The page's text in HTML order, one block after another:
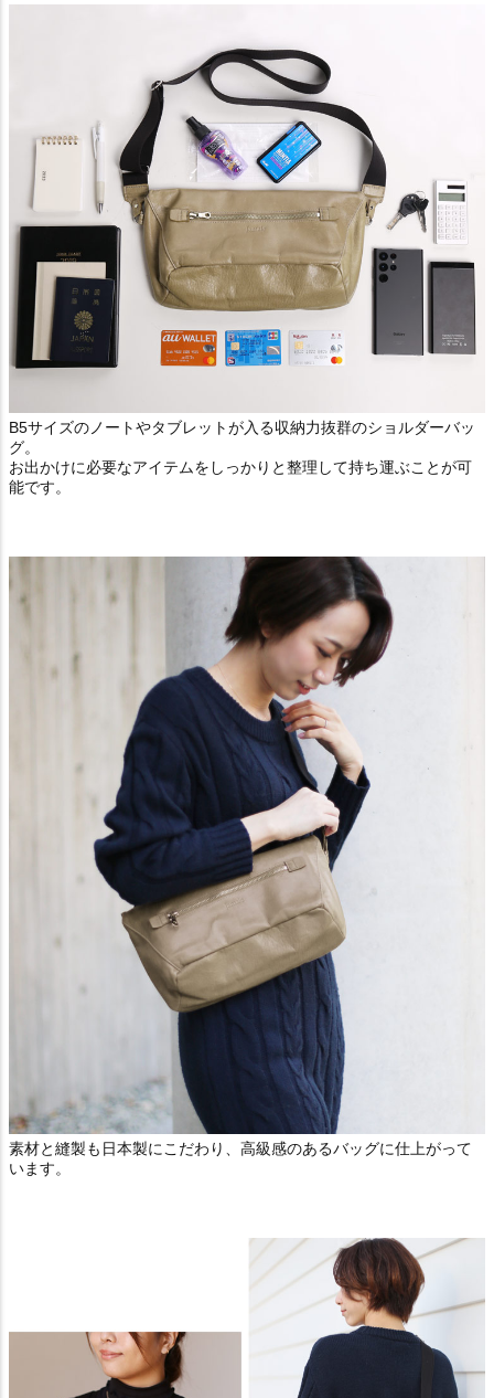
B5サイズのノートやタブレットが入る収納力抜群のショルダーバッ
グ。
お出かけに必要なアイテムをしっかりと整理して持ち運ぶことが可
能です。
素材と縫製も日本製にこだわり、高級感のあるバッグに仕上がって
います。